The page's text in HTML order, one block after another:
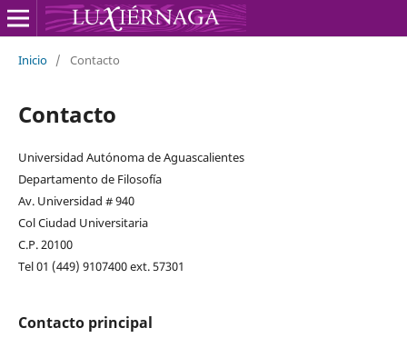
Inicio / Contacto
Contacto
Universidad Autónoma de Aguascalientes
Departamento de Filosofía
Av. Universidad # 940
Col Ciudad Universitaria
C.P. 20100
Tel 01 (449) 9107400 ext. 57301
Contacto principal